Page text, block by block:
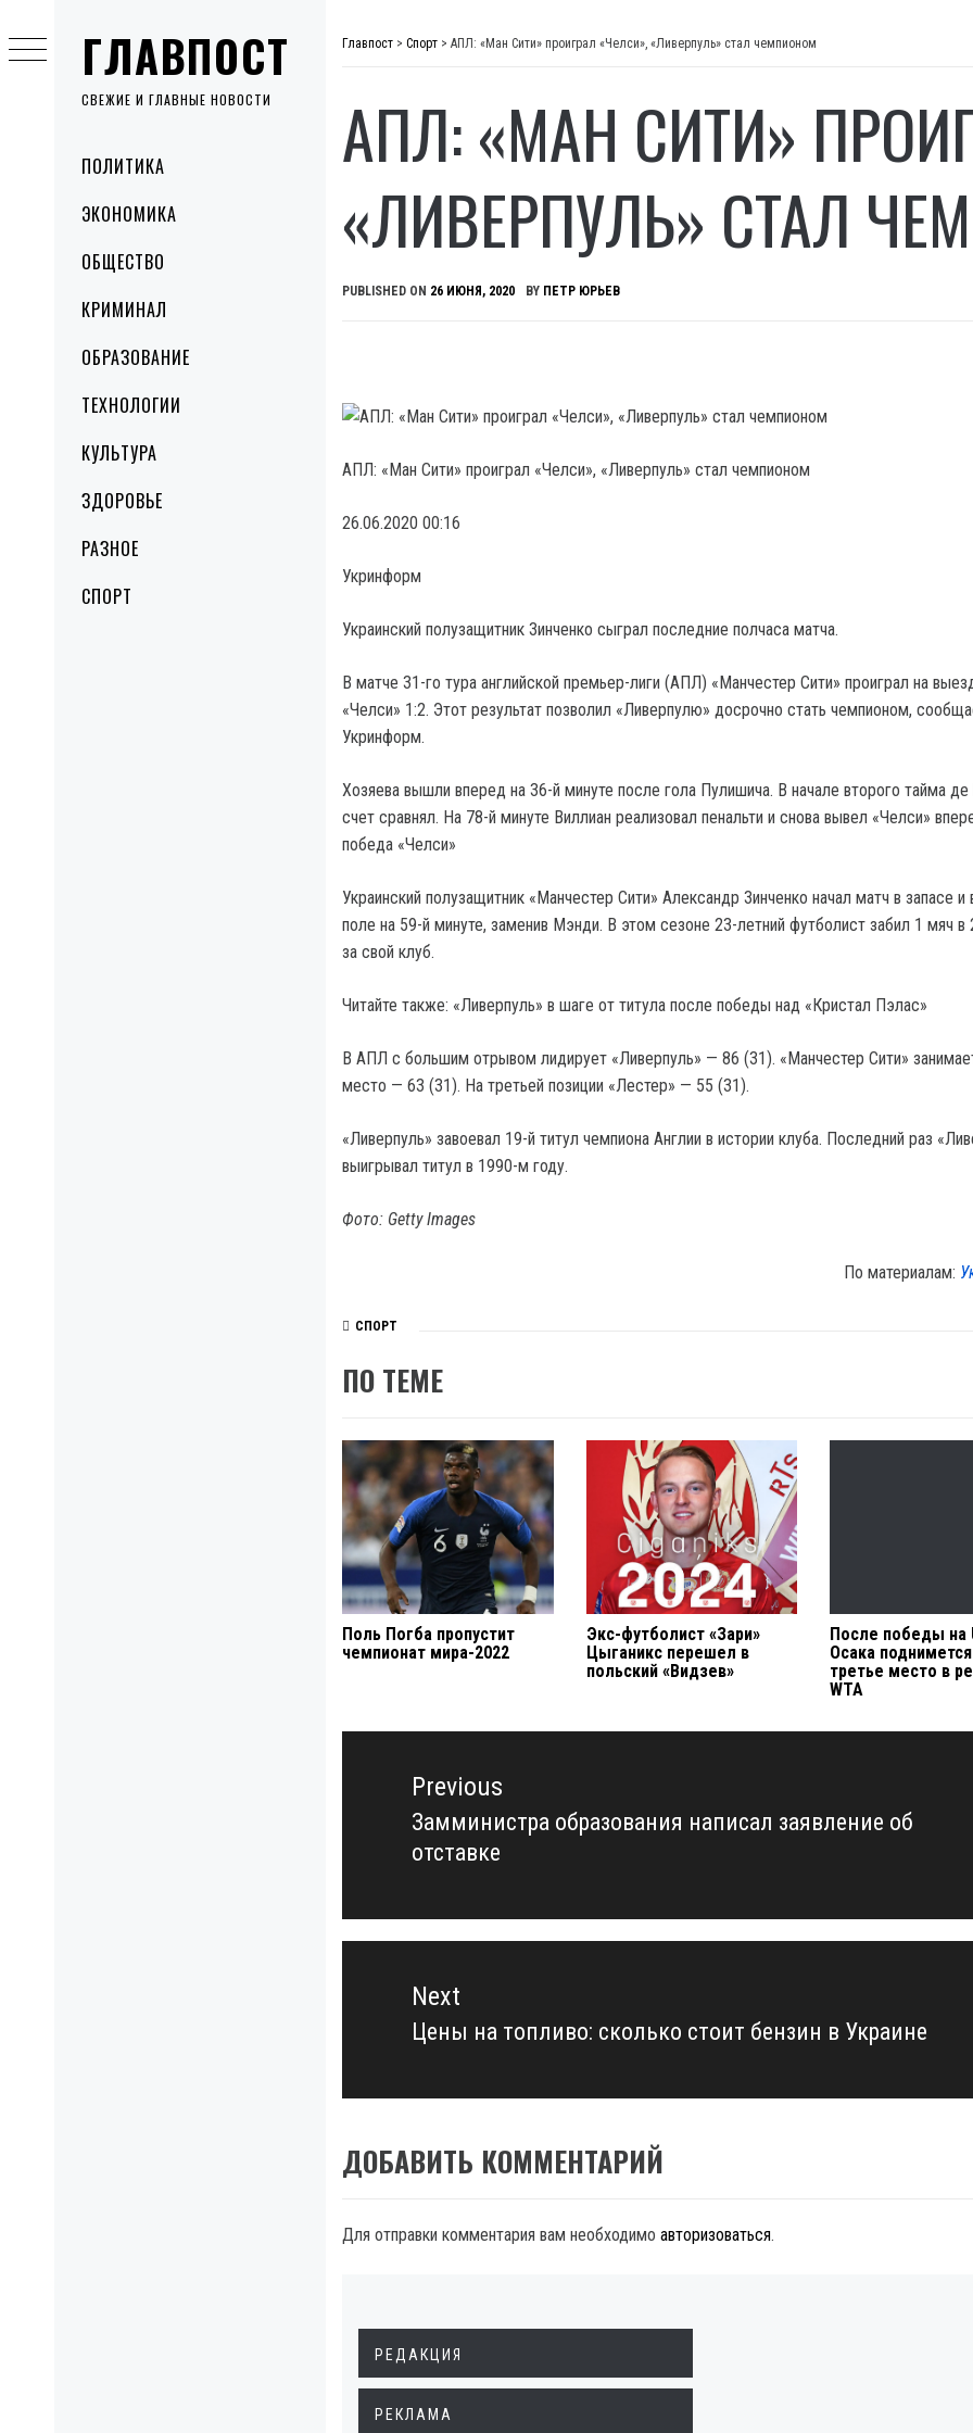
ГЛАВПОСТ
СВЕЖИЕ И ГЛАВНЫЕ НОВОСТИ
MenuПОЛИТИКА
ЭКОНОМИКА
ОБЩЕСТВО
КРИМИНАЛ
ОБРАЗОВАНИЕ
ТЕХНОЛОГИИ
КУЛЬТУРА
ЗДОРОВЬЕ
РАЗНОЕ
СПОРТ
to
content
Главпост > Спорт > АПЛ: «Ман Сити» проиграл «Челси», «Ливерпуль» стал чемпионом
АПЛ: «МАН СИТИ»
«ЛИВЕРПУЛЬ» СТАЛ
PUBLISHED ON 26 ИЮНЯ, 2020 BY ПЕТР ЮРЬЕВ
АПЛ: «Ман Сити» проиграл «Челси», «Ливерпуль» стал чемпионом
26.06.2020 00:16
Укринформ
Украинский полузащитник Зинченко сыграл последние полчаса матча.
В матче 31-го тура английской премьер-лиги (АПЛ) «Манчестер Сити» проиграл на
«Челси» 1:2. Этот результат позволил «Ливерпулю» досрочно стать чемпионом,
Укринформ.
Хозяева вышли вперед на 36-й минуте после гола Пулишича. В начале второго тайма
счет сравнял. На 78-й минуте Виллиан реализовал пенальти и снова вывел «Челси»
победа «Челси»
Украинский полузащитник «Манчестер Сити» Александр Зинченко начал матч в запасе
поле на 59-й минуте, заменив Мэнди. В этом сезоне 23-летний футболист забил 1 мяч в
за свой клуб.
Читайте также: «Ливерпуль» в шаге от титула после победы над «Кристал Пэлас»
В АПЛ с большим отрывом лидирует «Ливерпуль» — 86 (31). «Манчестер Сити»
место — 63 (31). На третьей позиции «Лестер» — 55 (31).
«Ливерпуль» завоевал 19-й титул чемпиона Англии в истории клуба. Последний раз
выигрывал титул в 1990-м году.
Фото: Getty Images
По материалам:
СПОРТ
ПО ТЕМЕ
Поль Погба пропустит
чемпионат мира-2022
Экс-футболист «Зари»
Цыганикс перешел в
польский «Видзев»
После победы на
Осака
третье место в
WTA
Навигация
записямPrevious
Previous
post:
Замминистра образования написал заявление об
отставке
Next
Next
Цены на топливо: сколько стоит бензин в Украине
ДОБАВИТЬ КОММЕНТАРИЙ
Для отправки комментария вам необходимо авторизоваться.
РЕДАКЦИЯ
РЕКЛАМА